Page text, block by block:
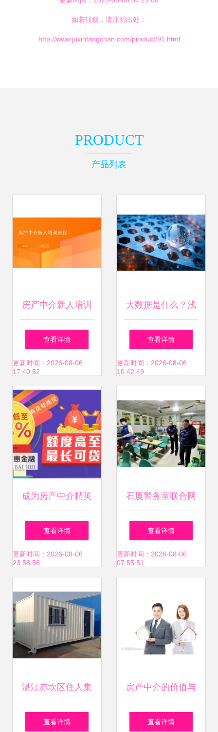
如若转载，请注明出处：
http://www.juxinfangchan.com/product/91.html
PRODUCT
产品列表
房产中介新人培训
体系构建指南
查看详情
更新时间：2026-08-06
17:40:52
大数据是什么？浅
谈住房出租中介如
何精准获客，以下
查看详情
更新时间：2026-08-06
10:42:49
成为房产中介精英
从入门到精通的完
整指南
查看详情
更新时间：2026-08-06
23:58:56
石厦警务室联合网
格员开展三小场所
及房产中介专项检
查看详情
更新时间：2026-08-06
07:55:51
湛江赤坎区住人集
装箱出租——工厂
查看详情
房产中介的价值与
未来展望
查看详情